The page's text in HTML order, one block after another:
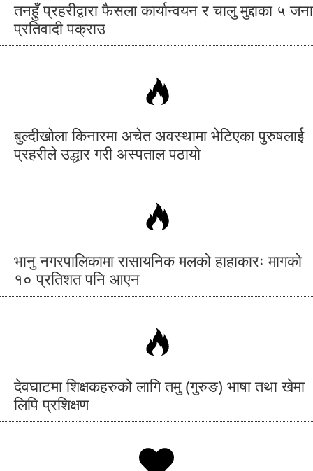
तनहुँ प्रहरीद्वारा फैसला कार्यान्वयन र चालु मुद्दाका ५ जना
प्रतिवादी पक्राउ
बुल्दीखोला किनारमा अचेत अवस्थामा भेटिएका पुरुषलाई
प्रहरीले उद्धार गरी अस्पताल पठायो
भानु नगरपालिकामा रासायनिक मलको हाहाकारः मागको
१० प्रतिशत पनि आएन
देवघाटमा शिक्षकहरुको लागि तमु (गुरुङ) भाषा तथा खेमा
लिपि प्रशिक्षण